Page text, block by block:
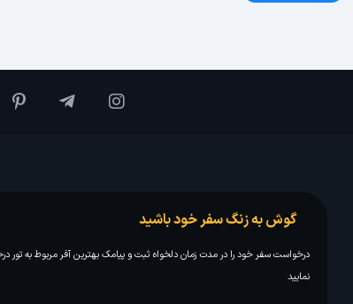
گوش به زنگ سفر خود باشید
درخواست سفر خود را در مدت زمان دلخواه ثبت و پیامک بهترین آفر مربوط به تور
نمایید